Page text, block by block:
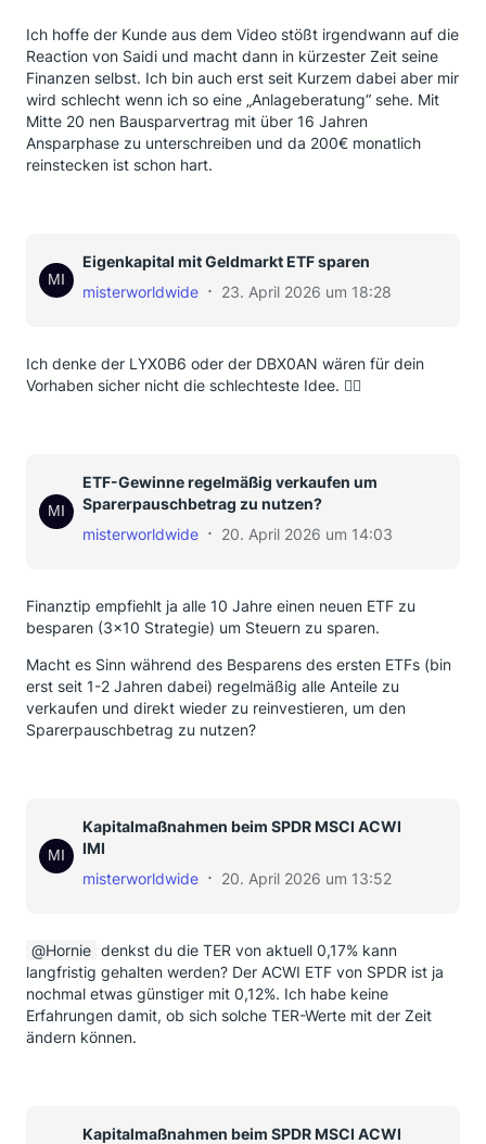
Ich hoffe der Kunde aus dem Video stößt irgendwann auf die
Reaction von Saidi und macht dann in kürzester Zeit seine
Finanzen selbst. Ich bin auch erst seit Kurzem dabei aber mir
wird schlecht wenn ich so eine „Anlageberatung“ sehe. Mit
Mitte 20 nen Bausparvertrag mit über 16 Jahren
Ansparphase zu unterschreiben und da 200€ monatlich
reinstecken ist schon hart.
Eigenkapital mit Geldmarkt ETF sparen
misterworldwide
23. April 2026 um 18:28
Ich denke der LYX0B6 oder der DBX0AN wären für dein
Vorhaben sicher nicht die schlechteste Idee. ✌🏼
ETF-Gewinne regelmäßig verkaufen um
Sparerpauschbetrag zu nutzen?
misterworldwide
20. April 2026 um 14:03
Finanztip empfiehlt ja alle 10 Jahre einen neuen ETF zu
besparen (3x10 Strategie) um Steuern zu sparen.
Macht es Sinn während des Besparens des ersten ETFs (bin
erst seit 1-2 Jahren dabei) regelmäßig alle Anteile zu
verkaufen und direkt wieder zu reinvestieren, um den
Sparerpauschbetrag zu nutzen?
Kapitalmaßnahmen beim SPDR MSCI ACWI
IMI
misterworldwide
20. April 2026 um 13:52
Hornie denkst du die TER von aktuell 0,17% kann
langfristig gehalten werden? Der ACWI ETF von SPDR ist ja
nochmal etwas günstiger mit 0,12%. Ich habe keine
Erfahrungen damit, ob sich solche TER-Werte mit der Zeit
ändern können.
Kapitalmaßnahmen beim SPDR MSCI ACWI